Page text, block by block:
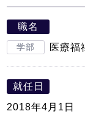
職名
学部 医療福
就任日
2018年4月1日